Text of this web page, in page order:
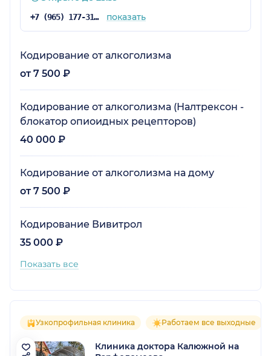
+7 (965) 177-31-35 показать
Кодирование от алкоголизма
от 7 500 ₽
Кодирование от алкоголизма (Налтрексон -
блокатор опиоидных рецепторов)
40 000 ₽
Кодирование от алкоголизма на дому
от 7 500 ₽
Кодирование Вивитрол
35 000 ₽
Показать все
Узкопрофильная клиника Работаем все выходные
Клиника доктора Калюжной на